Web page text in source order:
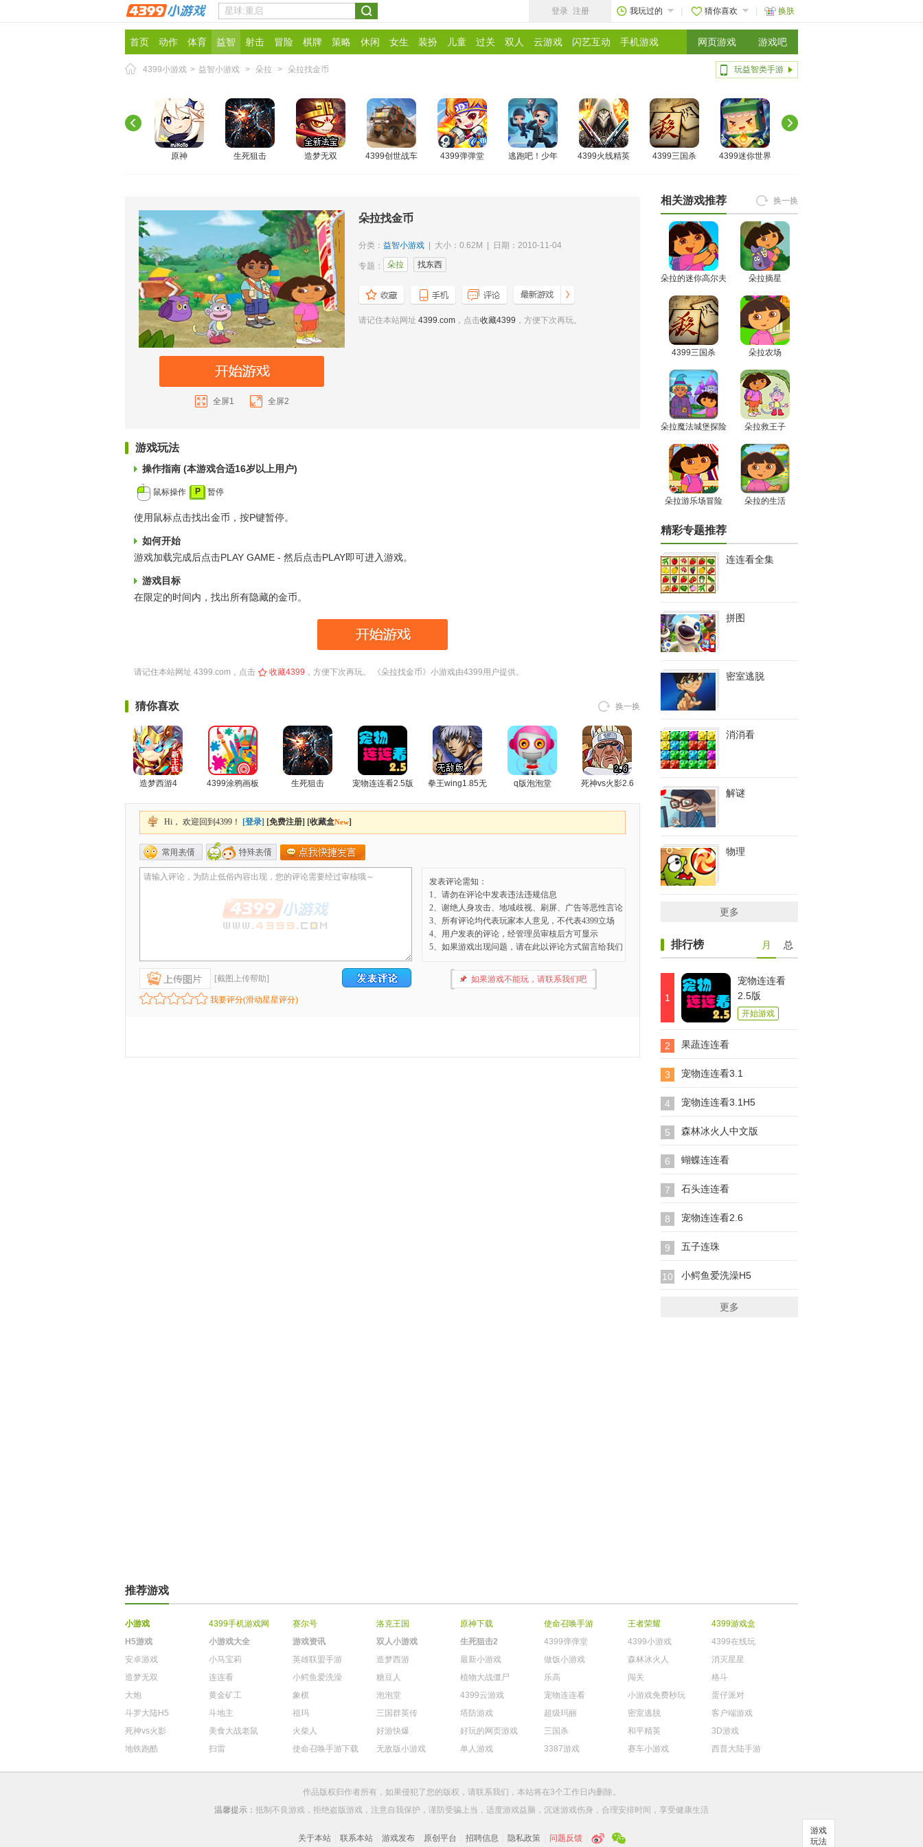
登录 注册 我玩过的 猜你喜欢 换肤
首页 动作 体育 益智 射击 冒险 棋牌 策略 休闲 女生 装扮 儿童 过关 双人 云游戏 闪艺互动 手机游戏 网页游戏 游戏吧
4399小游戏 > 益智小游戏 > 朵拉 > 朵拉找金币 玩益智类手游
原神 生死狙击 造梦无双 4399创世战车 4399弹弹堂 逃跑吧！少年 4399火线精英 4399三国杀 4399迷你世界
全屏1 全屏2
朵拉找金币
分类： 益智小游戏 | 大小：0.62M | 日期：2010-11-04
专题： 朵拉 找东西
请记住本站网址 4399.com ，点击收藏4399 ，方便下次再玩。
游戏玩法
操作指南 (本游戏合适16岁以上用户)
鼠标操作 P 暂停
使用鼠标点击找出金币，按P键暂停。
如何开始
游戏加载完成后点击PLAY GAME - 然后点击PLAY即可进入游戏。
游戏目标
在限定的时间内，找出所有隐藏的金币。
请记住本站网址 4399.com ，点击 收藏4399 ，方便下次再玩。 《朵拉找金币》小游戏由4399用户提供。
猜你喜欢 换一换
造梦西游4 4399涂鸦画板 生死狙击 宠物连连看2.5版
拳王wing1.85无
q版泡泡堂 死神vs火影2.6
相关游戏推荐 换一换
朵拉的迷你高尔夫 朵拉摘星
4399三国杀 朵拉农场
朵拉魔法城堡探险 朵拉救王子
朵拉游乐场冒险 朵拉的生活
精彩专题推荐
连连看全集
拼图
密室逃脱
消消看
解谜
物理
更多
排行榜 月 总
1
宠物连连看
2.5版
开始游戏
2 果蔬连连看
3 宠物连连看3.1
4 宠物连连看3.1H5
5 森林冰火人中文版
6 蝴蝶连连看
7 石头连连看
8 宠物连连看2.6
9 五子连珠
10 小鳄鱼爱洗澡H5
更多
推荐游戏
小游戏 4399手机游戏网 赛尔号 洛克王国 原神下载 使命召唤手游 王者荣耀
4399游戏盒
H5游戏
小游戏大全 游戏资讯 双人小游戏 生死狙击2 4399弹弹堂 4399小游戏
4399在线玩
安卓游戏
小马宝莉 英雄联盟手游 造梦西游 最新小游戏 做饭小游戏 森林冰火人
消灭星星
造梦无双
连连看 小鳄鱼爱洗澡 糖豆人 植物大战僵尸 乐高 闯关
格斗
大炮
黄金矿工 象棋 泡泡堂 4399云游戏 宠物连连看 小游戏免费秒玩
蛋仔派对
斗罗大陆H5
斗地主 祖玛 三国群英传 塔防游戏 超级玛丽 密室逃脱
客户端游戏
死神vs火影
美食大战老鼠 火柴人 好游快爆 好玩的网页游戏 三国杀 和平精英
3D游戏
地铁跑酷
扫雷 使命召唤手游下载 无敌版小游戏 单人游戏 3387游戏 赛车小游戏 西普大陆手游
游戏
玩法
作品版权归作者所有，如果侵犯了您的版权，请联系我们 ，本站将在3个工作日内删除。
温馨提示： 抵制不良游戏，拒绝盗版游戏，注意自我保护，谨防受骗上当，适度游戏益脑，沉迷游戏伤身，合理安排时间，享受健康生活
关于本站 联系本站 游戏发布 原创平台 招聘信息 隐私政策 问题反馈